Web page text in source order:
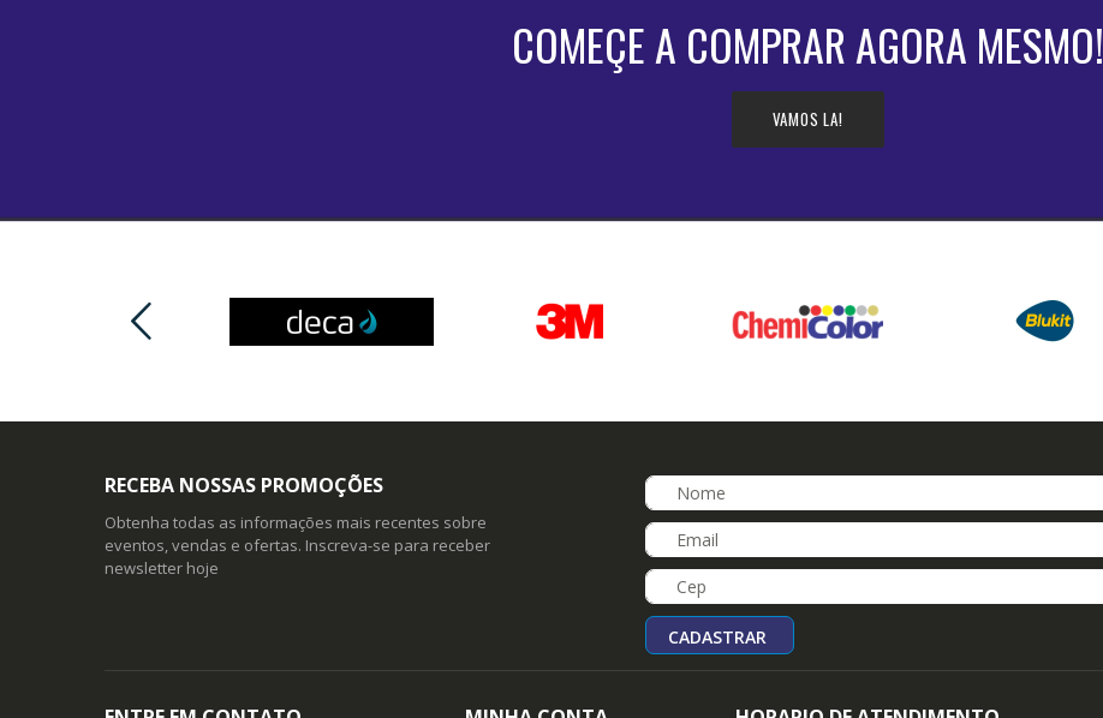
COMEÇE A COMPRAR AGORA MESMO!
VAMOS LA!
RECEBA NOSSAS PROMOÇÕES
Obtenha todas as informações mais recentes sobre
eventos, vendas e ofertas. Inscreva-se para receber
newsletter hoje
CADASTRAR